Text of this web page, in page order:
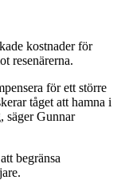
kostnader för
resenärerna.
för ett större
tåget att hamna i
säger Gunnar
begränsa